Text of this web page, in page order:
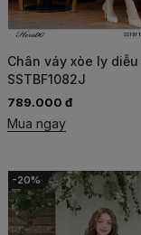
Chân váy xòe ly
SSTBF1082J
789.000 đ
Mua ngay
-20%